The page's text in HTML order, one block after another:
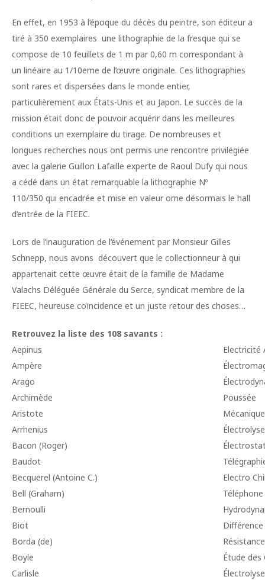
En effet, en 1953 à l’époque du décès du peintre, son éditeur a
tiré à 350 exemplaires une lithographie de la fresque qui se
compose de 10 feuillets de 1 m par 0,60 m correspondant à
un linéaire au 1/10eme de l’œuvre originale. Ces lithographies
sont rares et dispersées dans le monde entier,
particulièrement aux États-Unis et au Japon. Le succès de la
mission était donc de pouvoir acquérir dans les meilleures
conditions un exemplaire du tirage. De nombreuses et
longues recherches nous ont permis une rencontre privilégiée
avec la galerie Guillon Lafaille experte de Raoul Dufy qui nous
a cédé dans un état remarquable la lithographie Nº
110/350 qui encadrée et mise en valeur orne désormais le hall
d’entrée de la FIEEC.
Lors de l’inauguration de l’événement par Monsieur Gilles
Schnepp, nous avons découvert que le collectionneur à qui
appartenait cette œuvre était de la famille de Madame
Valachs Déléguée Générale du Serce, syndicat membre de la
FIEEC, heureuse coïncidence et un juste retour des choses…
Retrouvez la liste des 108 savants :
Aepinus
Electricité
Ampère
Arago
Archimède
Poussée
Aristote
Mécanique
Arrhenius
Électrolyse
Bacon (Roger)
Baudot
Becquerel (Antoine C.)
Electro
Bell (Graham)
Téléphone
Bernoulli
Biot
Borda (de)
Boyle
Étude des
Carlisle
Électrolyse